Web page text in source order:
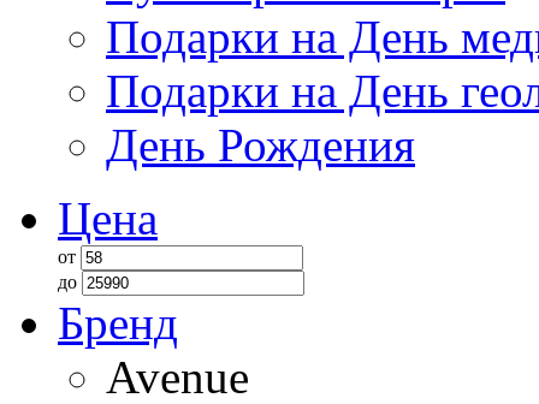
Подарки на День
Подарки на День
День Рождения
Цена
от
до
Бренд
Avenue